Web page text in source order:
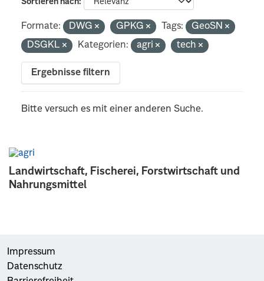
Landwirtschaft, Fischerei, Forstwirtschaft und
Nahrungsmittel
Formate: DWG GPKG Tags:
GeoSN
DSGKL
Kategorien: agri tech
Ergebnisse filtern
Bitte versuch es mit einer anderen Suche.
Impressum
Datenschutz